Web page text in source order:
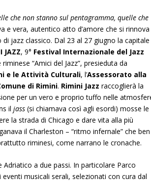
che non stanno sul pentagramma, quelle che
e vera, autentico atto d’amore che si rinnova
jazz classico. Dal 23 al 27 giugno la capitale
JAZZ, 9° Festival Internazionale del Jazz
“Amici del Jazz”, presieduta da
e le Attività Culturali, l’Assessorato alla
di Rimini. Rimini Jazz raccoglierà la
per un vero e proprio tuffo nelle
il jass (si chiamava così agli esordi) mosse le
la strada di Chicago e dare vita alla più
il Charleston – “ritmo infernale” che ben
riminesi, come narrano le cronache.
a due passi. In particolare Parco
musicali serali, selezionati con cura dal